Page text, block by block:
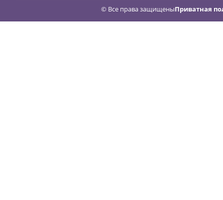
© Все права защищеныПриватная